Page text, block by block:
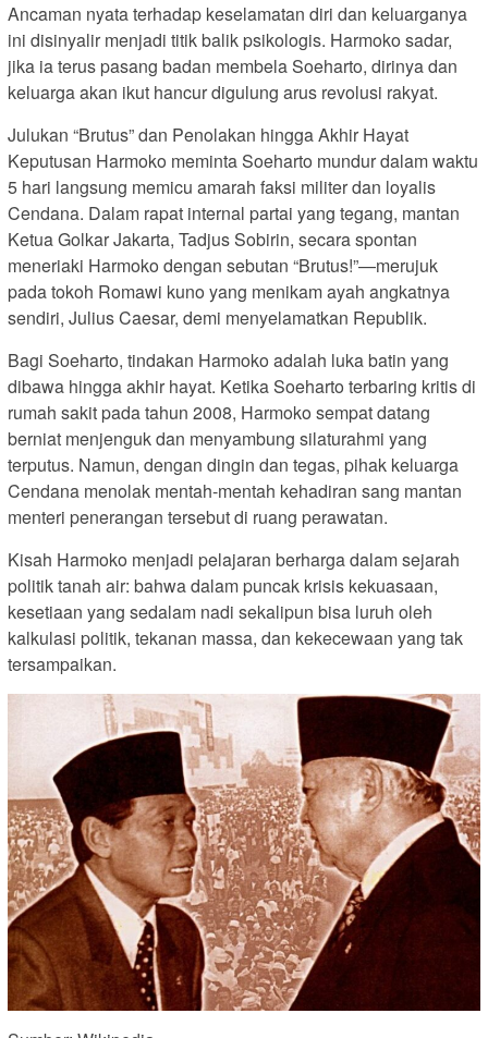
Ancaman nyata terhadap keselamatan diri dan keluarganya
ini disinyalir menjadi titik balik psikologis. Harmoko sadar,
jika ia terus pasang badan membela Soeharto, dirinya dan
keluarga akan ikut hancur digulung arus revolusi rakyat.
Julukan “Brutus” dan Penolakan hingga Akhir Hayat
Keputusan Harmoko meminta Soeharto mundur dalam waktu
5 hari langsung memicu amarah faksi militer dan loyalis
Cendana. Dalam rapat internal partai yang tegang, mantan
Ketua Golkar Jakarta, Tadjus Sobirin, secara spontan
meneriaki Harmoko dengan sebutan “Brutus!”—merujuk
pada tokoh Romawi kuno yang menikam ayah angkatnya
sendiri, Julius Caesar, demi menyelamatkan Republik.
Bagi Soeharto, tindakan Harmoko adalah luka batin yang
dibawa hingga akhir hayat. Ketika Soeharto terbaring kritis di
rumah sakit pada tahun 2008, Harmoko sempat datang
berniat menjenguk dan menyambung silaturahmi yang
terputus. Namun, dengan dingin dan tegas, pihak keluarga
Cendana menolak mentah-mentah kehadiran sang mantan
menteri penerangan tersebut di ruang perawatan.
Kisah Harmoko menjadi pelajaran berharga dalam sejarah
politik tanah air: bahwa dalam puncak krisis kekuasaan,
kesetiaan yang sedalam nadi sekalipun bisa luruh oleh
kalkulasi politik, tekanan massa, dan kekecewaan yang tak
tersampaikan.